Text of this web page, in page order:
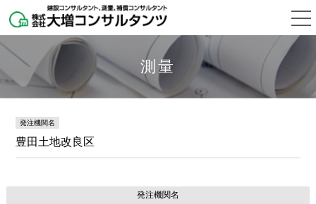
測量
発注機関名
豊田土地改良区
発注機関名